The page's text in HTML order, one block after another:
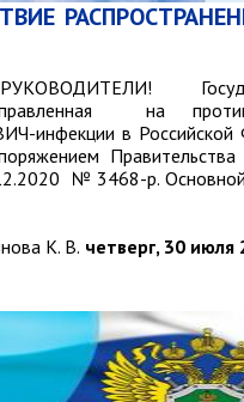
на
инфекции в Российской
Правительства
№ 3468-р. Основной
К. В. четверг, 30 июля